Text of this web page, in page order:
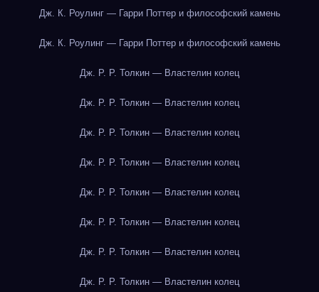
Дж. К. Роулинг — Гарри Поттер и философский камень
Дж. К. Роулинг — Гарри Поттер и философский камень
Дж. Р. Р. Толкин — Властелин колец
Дж. Р. Р. Толкин — Властелин колец
Дж. Р. Р. Толкин — Властелин колец
Дж. Р. Р. Толкин — Властелин колец
Дж. Р. Р. Толкин — Властелин колец
Дж. Р. Р. Толкин — Властелин колец
Дж. Р. Р. Толкин — Властелин колец
Дж. Р. Р. Толкин — Властелин колец